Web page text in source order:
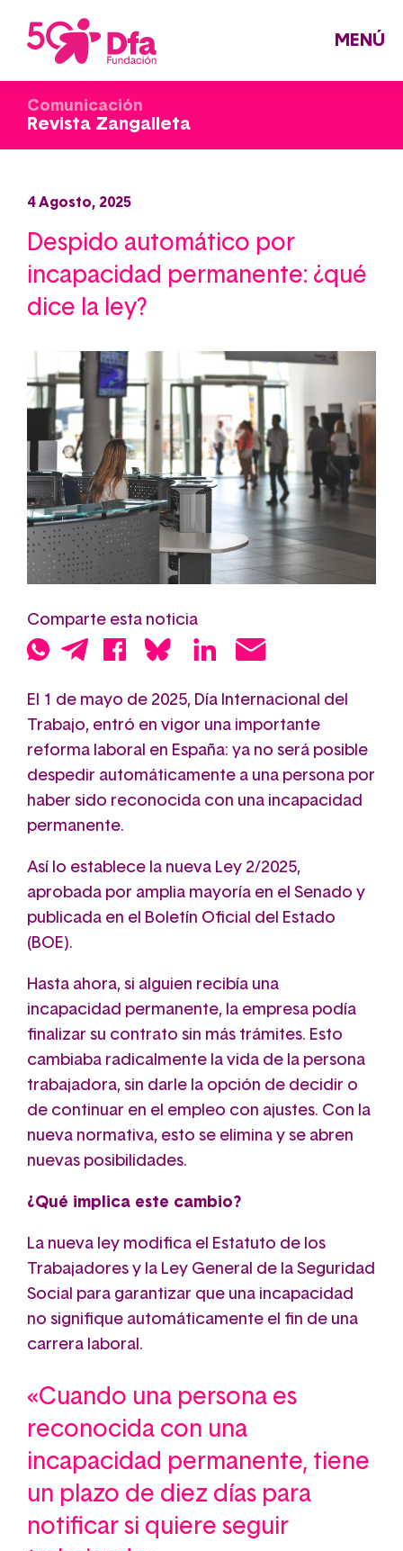
contenido
principal
MENÚ
Comunicación
Revista Zangalleta
4 Agosto, 2025
Despido automático por
incapacidad permanente: ¿qué
dice la ley?
Comparte esta noticia
El 1 de mayo de 2025, Día Internacional del
Trabajo, entró en vigor una importante
reforma laboral en España: ya no será posible
despedir automáticamente a una persona por
haber sido reconocida con una incapacidad
permanente.
Así lo establece la nueva Ley 2/2025,
aprobada por amplia mayoría en el Senado y
publicada en el Boletín Oficial del Estado
(BOE).
Hasta ahora, si alguien recibía una
incapacidad permanente, la empresa podía
finalizar su contrato sin más trámites. Esto
cambiaba radicalmente la vida de la persona
trabajadora, sin darle la opción de decidir o
de continuar en el empleo con ajustes. Con la
nueva normativa, esto se elimina y se abren
nuevas posibilidades.
¿Qué implica este cambio?
La nueva ley modifica el Estatuto de los
Trabajadores y la Ley General de la Seguridad
Social para garantizar que una incapacidad
no signifique automáticamente el fin de una
carrera laboral.
«Cuando una persona es
reconocida con una
incapacidad permanente, tiene
un plazo de diez días para
notificar si quiere seguir